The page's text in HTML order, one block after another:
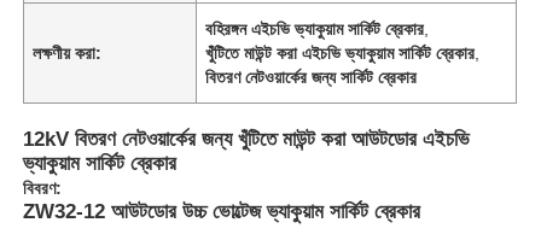
লক্ষণীয় করা:
বহিরঙ্গন এইচভি ভ্যাকুয়াম সার্কিট ব্রেকার,
খুঁটিতে মাউন্ট করা এইচভি ভ্যাকুয়াম সার্কিট ব্রেকার,
বিতরণ নেটওয়ার্কের জন্য সার্কিট ব্রেকার
12kV বিতরণ নেটওয়ার্কের জন্য খুঁটিতে মাউন্ট করা আউটডোর এইচভি
ভ্যাকুয়াম সার্কিট ব্রেকার
বিবরণ:
ZW32-12 আউটডোর উচ্চ ভোল্টেজ ভ্যাকুয়াম সার্কিট ব্রেকার